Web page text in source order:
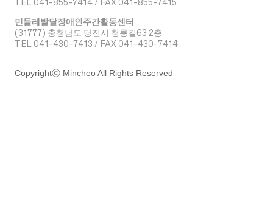
TEL 041-855-7414 / FAX 041-855-7415
민들레발달장애인주간활동센터
(31777) 충청남도 당진시 청룡길63 2층
TEL 041-430-7413 / FAX 041-430-7414
Copyrightⓒ Mincheo All Rights Reserved